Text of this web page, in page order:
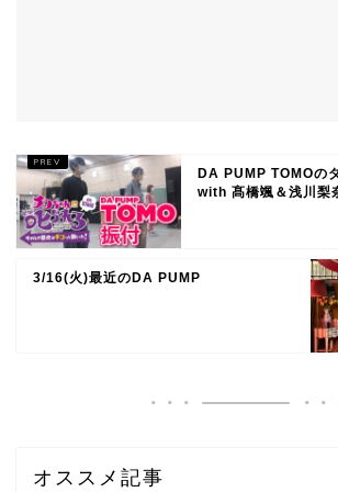
DA PUMP TOMOの
with 髙橋颯＆浅川梨
3/16(火)最近のDA PUMP
オススメ記事